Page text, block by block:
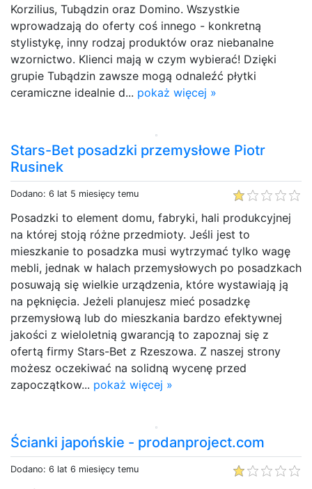
Korzilius, Tubądzin oraz Domino. Wszystkie
wprowadzają do oferty coś innego - konkretną
stylistykę, inny rodzaj produktów oraz niebanalne
wzornictwo. Klienci mają w czym wybierać! Dzięki
grupie Tubądzin zawsze mogą odnaleźć płytki
ceramiczne idealnie d... pokaż więcej »
Stars-Bet posadzki przemysłowe Piotr
Rusinek
Dodano: 6 lat 5 miesięcy temu
Posadzki to element domu, fabryki, hali produkcyjnej
na której stoją różne przedmioty. Jeśli jest to
mieszkanie to posadzka musi wytrzymać tylko wagę
mebli, jednak w halach przemysłowych po posadzkach
posuwają się wielkie urządzenia, które wystawiają ją
na pęknięcia. Jeżeli planujesz mieć posadzkę
przemysłową lub do mieszkania bardzo efektywnej
jakości z wieloletnią gwarancją to zapoznaj się z
ofertą firmy Stars-Bet z Rzeszowa. Z naszej strony
możesz oczekiwać na solidną wycenę przed
zapoczątkow... pokaż więcej »
Ścianki japońskie - prodanproject.com
Dodano: 6 lat 6 miesięcy temu